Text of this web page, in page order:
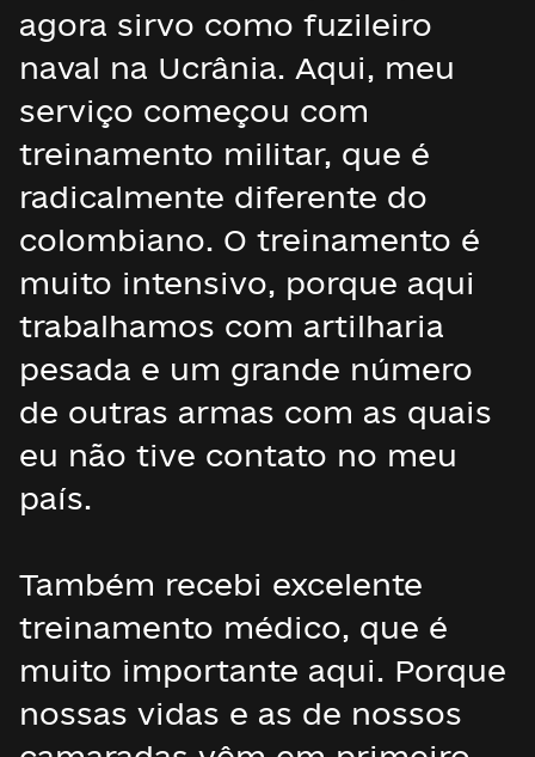
agora sirvo como fuzileiro
naval na Ucrânia. Aqui, meu
serviço começou com
treinamento militar, que é
radicalmente diferente do
colombiano. O treinamento é
muito intensivo, porque aqui
trabalhamos com artilharia
pesada e um grande número
de outras armas com as quais
eu não tive contato no meu
país.
Também recebi excelente
treinamento médico, que é
muito importante aqui. Porque
nossas vidas e as de nossos